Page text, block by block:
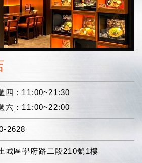
四：11:00~21:30
六：11:00~22:00
2628
城區學府路二段210號1樓